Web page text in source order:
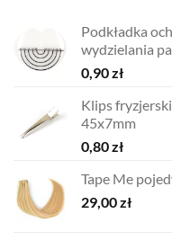
Podkładka
wydzielania
0,90zł
Klips
45x7mm
0,80zł
Tape Me
29,00zł